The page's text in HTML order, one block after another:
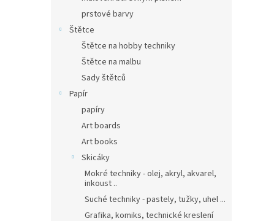
prstové barvy
Štětce
Štětce na hobby techniky
Štětce na malbu
Sady štětců
Papír
papíry
Art boards
Art books
Skicáky
Mokré techniky - olej, akryl, akvarel,
inkoust ..
Suché techniky - pastely, tužky, uhel ...
Grafika, komiks, technické kreslení